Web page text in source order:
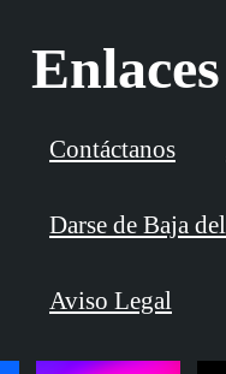
Contáctanos
Darse de Baja
Aviso Legal